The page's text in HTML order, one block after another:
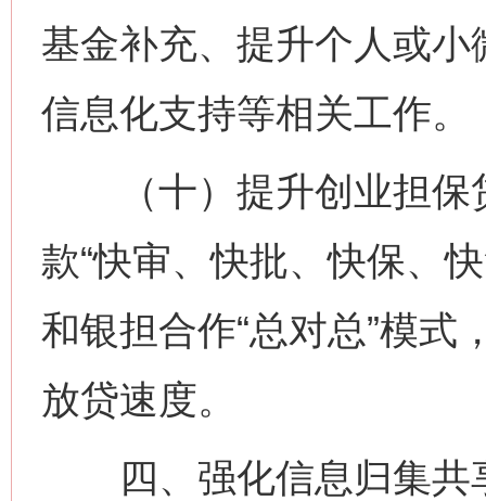
基金补充、提升个人或
信息化支持等相关工作
（十）提升创业担保
款“快审、快批、快保、
和银担合作“总对总”模式
放贷速度。
四、强化信息归集